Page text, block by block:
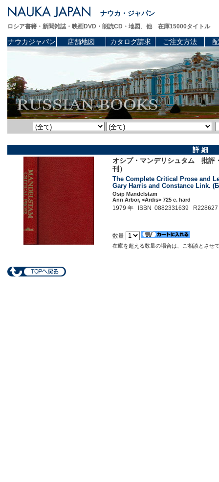
ナウカ・ジャパン
ロシア書籍・新聞雑誌・映画DVD・朗読CD・地図、他 在庫15000タイトル
ナウカジャパン 店舗地図 カタログ請求 ご注文方法
詳 細
オシプ・マンデリシュタム 批評
刊）
The Complete Critical Prose and
Gary Harris and Constance Link.
Osip Mandelstam
Ann Arbor, <Ardis> 725 c. hard
1979 年 ISBN 0882331639 R228627
数量
在庫を超える数量の場合は、ご相談とさせ